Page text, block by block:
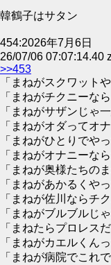
韓鶴子はサタン
454:2026年7月6日
26/07/06 07:07:14.40
>>453
「まねがスクワット
「まねがチクニーな
「まねがサザンじゃ
「まねがオダってオ
「まねがひとりでや
「まねがオナニーな
「まねが奥様たちの
「まねがあかるくや
「まねが佐川ならチ
「まねがブルブルじ
「まねたらプロレスだ
「まねがカエルくん
「まねが病院でこれ